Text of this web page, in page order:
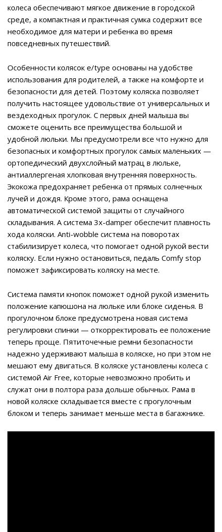
колеса обеспечивают мягкое движение в городской
среде, а компактная и практичная сумка содержит все
необходимое для матери и ребенка во время
повседневных путешествий.
Особенности колясок e/type основаны на удобстве
использования для родителей, а также на комфорте и
безопасности для детей. Поэтому коляска позволяет
получить настоящее удовольствие от универсальных и
вездеходных прогулок. С первых дней малыша вы
сможете оценить все преимущества большой и
удобной люльки. Мы предусмотрели все что нужно для
безопасных и комфортных прогулок самых маленьких —
ортопедический двухслойный матрац в люльке,
антиаллергеная хлопковая внутренняя поверхность.
Экокожа предохраняет ребенка от прямых солнечных
лучей и дождя. Кроме этого, рама оснащена
автоматической системой защиты от случайного
складывания. А система 3х-damper обеспечит плавность
хода коляски. Anti-wobble система на поворотах
стабилизирует колеса, что помогает одной рукой вести
коляску. Если нужно остановиться, педаль Comfy stop
поможет зафиксировать коляску на месте.
Система памяти кнопок поможет одной рукой изменить
положение капюшона на люльке или блоке сиденья. В
прогулочном блоке предусмотрена новая система
регулировки спинки — откорректировать ее положение
теперь проще. Пятиточечные ремни безопасности
надежно удерживают малыша в коляске, но при этом не
мешают ему двигаться. В коляске установлены колеса с
системой Air Free, которые невозможно пробить и
служат они в полтора раза дольше обычных. Рама в
новой коляске складывается вместе с прогулочным
блоком и теперь занимает меньше места в багажнике.